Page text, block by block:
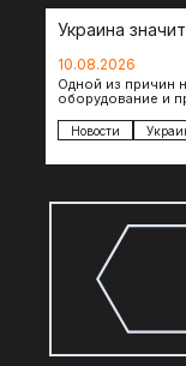
Украина
10.08.2026
Одной из причин
оборудование и
Новости